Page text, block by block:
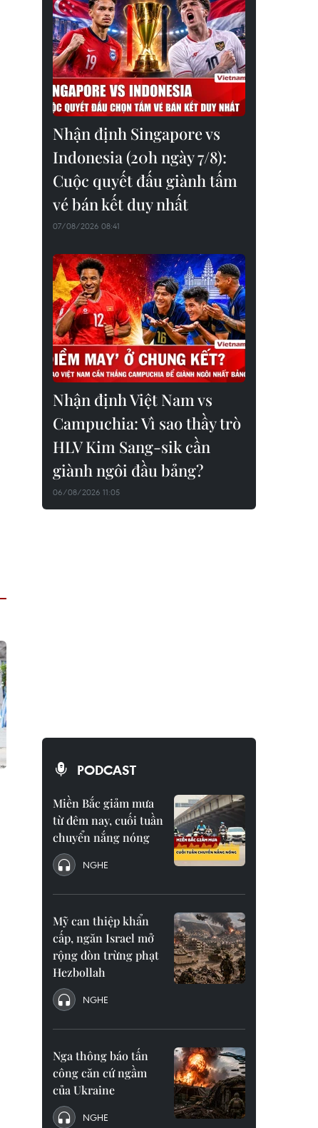
Nhận định Singapore vs
Indonesia (20h ngày 7/8):
Cuộc quyết đấu giành tấm
vé bán kết duy nhất
07/08/2026 08:41
Nhận định Việt Nam vs
Campuchia: Vì sao thầy trò
HLV Kim Sang-sik cần
giành ngôi đầu bảng?
06/08/2026 11:05
PODCAST
Miền Bắc giảm mưa
từ đêm nay, cuối tuần
chuyển nắng nóng
NGHE
Mỹ can thiệp khẩn
cấp, ngăn Israel mở
rộng đòn trừng phạt
Hezbollah
NGHE
Nga thông báo tấn
công căn cứ ngầm
của Ukraine
NGHE